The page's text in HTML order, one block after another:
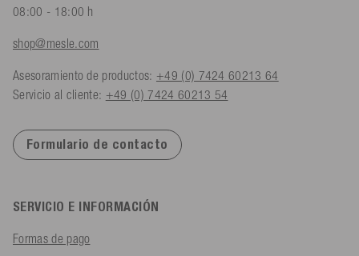
08:00 - 18:00 h
shop@mesle.com
Asesoramiento de productos: +49 (0) 7424 60213 64
Servicio al cliente: +49 (0) 7424 60213 54
Formulario de contacto
SERVICIO E INFORMACIÓN
Formas de pago